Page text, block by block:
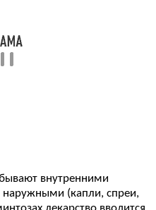
внутренними
наружными (капли, спреи,